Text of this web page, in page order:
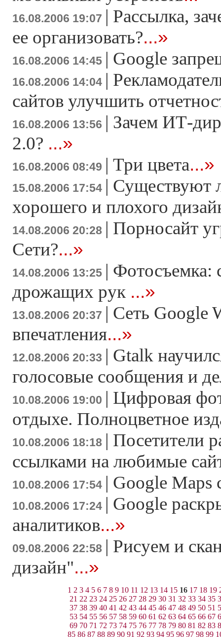
16.08.2006 19:07 | Рассылка,
ее организовать?...»
16.08.2006 14:45 | Google
16.08.2006 14:04 |
сайтов улучшить
16.08.2006 13:56 | Зачем ИТ-
2.0? ...»
16.08.2006 08:49 | Три цвета...»
15.08.2006 17:54 | Существуют
хорошего и плохого
14.08.2006 20:28 | Порносайт
Сети?...»
14.08.2006 13:25 | Фотосъемка:
дрожащих рук ...»
13.08.2006 20:37 | Сеть Google
впечатления...»
12.08.2006 20:33 | Gtalk
голосовые сообщения и
10.08.2006 19:00 | Цифровая
отдыхе. Полноцветное
10.08.2006 18:18 | Посетители
ссылками на любимые
10.08.2006 17:54 | Google Maps
10.08.2006 17:24 | Google
аналитиков...»
09.08.2006 22:58 | Рисуем и
дизайн"...»
1 2 3 4 5 6 7 8 9 10 11 12 13 14 15 16 17 18 19
21 22 23 24 25 26 27 28 29 30 31 32 33 34 35
37 38 39 40 41 42 43 44 45 46 47 48 49 50 51
53 54 55 56 57 58 59 60 61 62 63 64 65 66 67
69 70 71 72 73 74 75 76 77 78 79 80 81 82 83
85 86 87 88 89 90 91 92 93 94 95 96 97 98 99